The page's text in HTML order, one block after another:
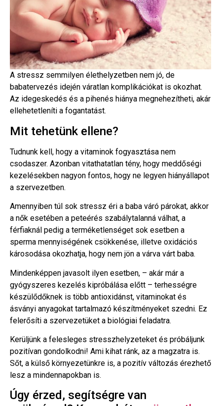
A stressz semmilyen élethelyzetben nem jó, de
babatervezés idején váratlan komplikációkat is okozhat.
Az idegeskedés és a pihenés hiánya megnehezítheti, akár
ellehetetleníti a fogantatást.
Mit tehetünk ellene?
Tudnunk kell, hogy a vitaminok fogyasztása nem
csodaszer. Azonban vitathatatlan tény, hogy meddőségi
kezelésekben nagyon fontos, hogy ne legyen hiányállapot
a szervezetben.
Amennyiben túl sok stressz éri a baba váró párokat, akkor
a nők esetében a peteérés szabálytalanná válhat, a
férfiaknál pedig a terméketlenséget sok esetben a
sperma mennyiségének csökkenése, illetve oxidációs
károsodása okozhatja, hogy nem jön a várva várt baba.
Mindenképpen javasolt ilyen esetben, – akár már a
gyógyszeres kezelés kipróbálása előtt – terhességre
készülődőknek is több antioxidánst, vitaminokat és
ásványi anyagokat tartalmazó készítményeket szedni. Ez
felerősíti a szervezetüket a biológiai feladatra.
Kerüljünk a felesleges stresszhelyzeteket és próbáljunk
pozitívan gondolkodni! Ami kihat ránk, az a magzatra is.
Sőt, a külső környezetünkre is, a pozitív változás érezhető
lesz a mindennapokban is.
Úgy érzed, segítségre van